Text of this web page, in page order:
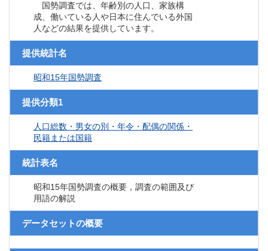
国勢調査では、年齢別の人口、家族構
成、働いている人や日本に住んでいる外国
人などの結果を提供しています。
提供統計名
昭和15年国勢調査
提供分類1
人口総数・男女の別・年令・配偶の関係・
民籍または国籍
統計表名
昭和15年国勢調査の概要，調査の範囲及び
用語の解説
データセットの概要